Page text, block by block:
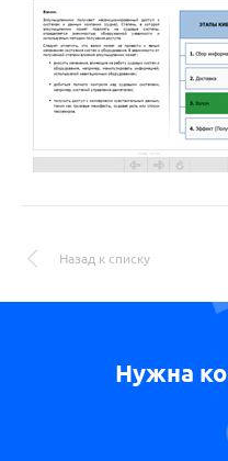
Назад к списку
Нужна